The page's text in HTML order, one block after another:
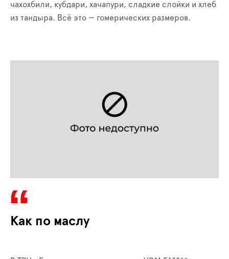
чахохбили, кубдари, хачапури, сладкие слойки и хлеб
из тандыра. Всё это — гомерических размеров.
Как по маслу